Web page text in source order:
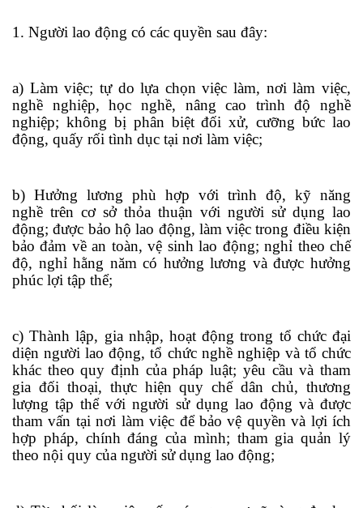
1. Người lao động có các quyền sau đây:
a) Làm việc; tự do lựa chọn việc làm, nơi làm việc,
nghề nghiệp, học nghề, nâng cao trình độ nghề
nghiệp; không bị phân biệt đối xử, cưỡng bức lao
động, quấy rối tình dục tại nơi làm việc;
b) Hưởng lương phù hợp với trình độ, kỹ năng
nghề trên cơ sở thỏa thuận với người sử dụng lao
động; được bảo hộ lao động, làm việc trong điều kiện
bảo đảm về an toàn, vệ sinh lao động; nghỉ theo chế
độ, nghỉ hằng năm có hưởng lương và được hưởng
phúc lợi tập thể;
c) Thành lập, gia nhập, hoạt động trong tổ chức đại
diện người lao động, tổ chức nghề nghiệp và tổ chức
khác theo quy định của pháp luật; yêu cầu và tham
gia đối thoại, thực hiện quy chế dân chủ, thương
lượng tập thể với người sử dụng lao động và được
tham vấn tại nơi làm việc để bảo vệ quyền và lợi ích
hợp pháp, chính đáng của mình; tham gia quản lý
theo nội quy của người sử dụng lao động;